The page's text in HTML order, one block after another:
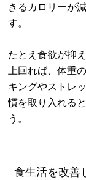
きるカロリーが
す。
たとえ食欲が抑
上回れば、体重
キングやストレ
慣を取り入れる
う。
食生活を改善